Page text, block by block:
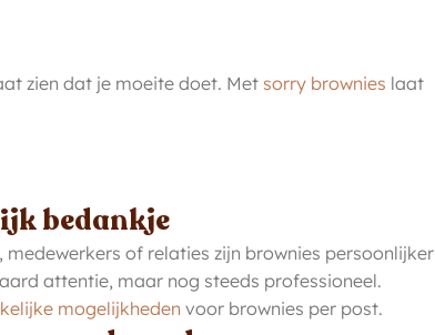
zien dat je moeite doet. Met sorry brownies laat
bedankje
medewerkers of relaties zijn brownies persoonlijker
attentie, maar nog steeds professioneel.
mogelijkheden voor brownies per post.